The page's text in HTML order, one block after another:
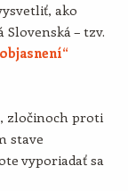
ako
Slovenská – tzv.
zločinoch proti
stave
vyporiadať sa